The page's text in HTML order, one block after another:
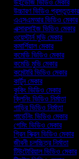
উইন্ডোজ ভিডিও মেকার
উচ্চারণ ভিডিও
এএসএমআর ভিডিও মেকার
এক্সারসাইজ ভিডিও মেকার
ওয়েস্টার্ন মুভি মেকার
কমার্শিয়াল মেকার
কমেডি ভিডিও মেকার
কমেডি মুভি মেকার
কমেন্টারি ভিডিও মেকার
কার্টুন মেকার
কুকিং ভিডিও মেকার
ক্লিনিং ভিডিও নির্মাতা
গাড়ির ভিডিও নির্মাতা
গার্ডেনিং ভিডিও মেকার
গেমিং ভিডিও মেকার
গ্রিন স্ক্রিন ভিডিও মেকার
জীবনী চলচ্চিত্র নির্মাতা
টিউটোরিয়াল ভিডিও মেকার